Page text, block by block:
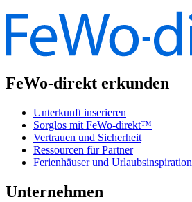
FeWo-direkt erkunden
Unterkunft inserieren
Sorglos mit FeWo-direkt™
Vertrauen und Sicherheit
Ressourcen für Partner
Ferienhäuser und Urlaubsinspiration
Unternehmen